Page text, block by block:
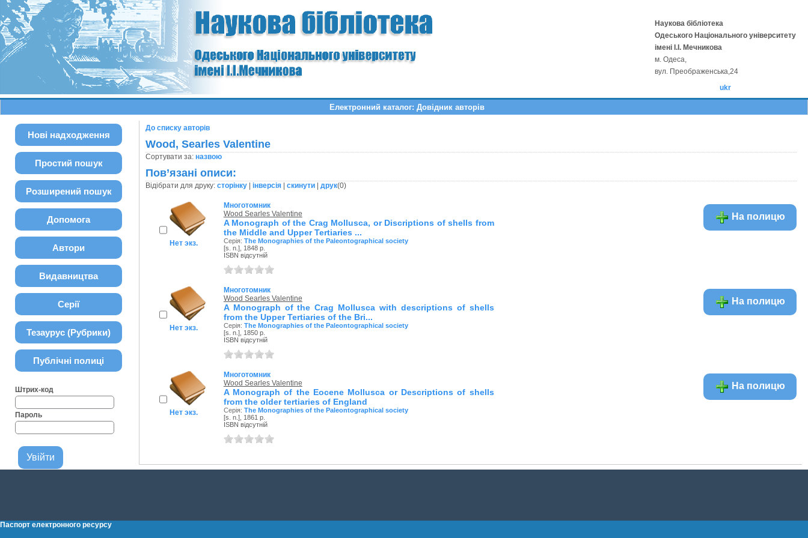
Наукова бібліотека
Одеського Національного університету
імені І.І. Мечникова
м. Одеса,
вул. Преображенська,24
ukr
Електронний каталог: Довідник авторів
Нові надходження
Простий пошук
Розширений пошук
Допомога
Автори
Видавництва
Серії
Тезаурус (Рубрики)
Публічні полиці
Штрих-код
Пароль
До списку авторів
Wood, Searles Valentine
Сортувати за: назвою
Пов’язані описи:
Відібрати для друку: сторінку| інверсія| скинути| друк(0)
Нет экз.
Многотомник
Wood Searles Valentine
A Monograph of the Crag Mollusca, or Discriptions of shells from
the Middle and Upper Tertiaries ...
Серія: The Monographies of the Paleontographical society
[s. n.], 1848 р.
ISBN відсутній
На полицю
Нет экз.
Многотомник
Wood Searles Valentine
A Monograph of the Crag Mollusca with descriptions of shells
from the Upper Tertiaries of the Bri...
Серія: The Monographies of the Paleontographical society
[s. n.], 1850 р.
ISBN відсутній
На полицю
Нет экз.
Многотомник
Wood Searles Valentine
A Monograph of the Eocene Mollusca or Descriptions of shells
from the older tertiaries of England
Серія: The Monographies of the Paleontographical society
[s. n.], 1861 р.
ISBN відсутній
На полицю
Паспорт електронного ресурсу